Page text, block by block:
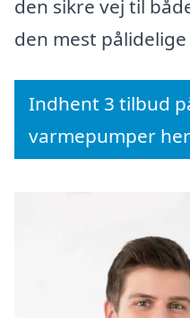
den sikre vej til
den mest
Indhent 3 tilbud
varmepumper her